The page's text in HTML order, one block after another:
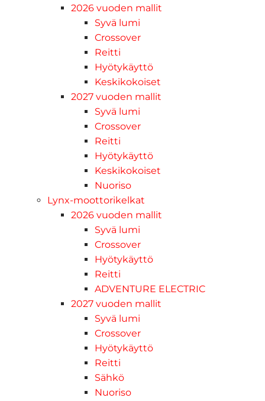
2026 vuoden mallit
Syvä lumi
Crossover
Reitti
Hyötykäyttö
Keskikokoiset
2027 vuoden mallit
Syvä lumi
Crossover
Reitti
Hyötykäyttö
Keskikokoiset
Nuoriso
Lynx-moottorikelkat
2026 vuoden mallit
Syvä lumi
Crossover
Hyötykäyttö
Reitti
ADVENTURE ELECTRIC
2027 vuoden mallit
Syvä lumi
Crossover
Hyötykäyttö
Reitti
Sähkö
Nuoriso